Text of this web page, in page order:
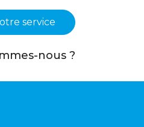
service
nous ?